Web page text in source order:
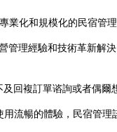
化和規模化的民宿管
管理經驗和技術革新解
回複訂單谘詢或者偶
流暢的體驗，民宿管理